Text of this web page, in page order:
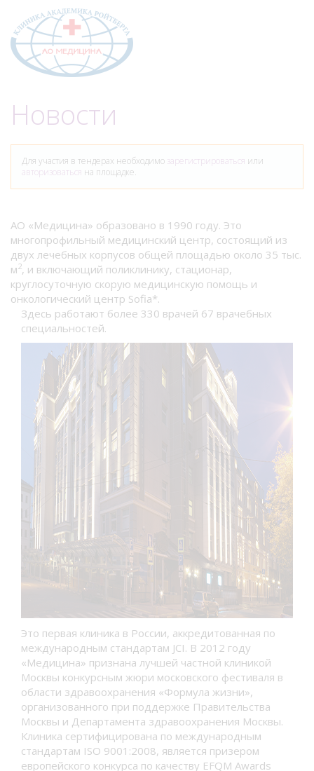
Новости
Для участия в тендерах необходимо зарегистрироваться или
авторизоваться на площадке.
АО «Медицина» образовано в 1990 году. Это
многопрофильный медицинский центр, состоящий из
двух лечебных корпусов общей площадью около 35 тыс.
м 2, и включающий поликлинику, стационар,
круглосуточную скорую медицинскую помощь и
онкологический центр Sofia*.
Здесь работают более 330 врачей 67 врачебных
специальностей.
Это первая клиника в России, аккредитованная по
международным стандартам JCI. В 2012 году
«Медицина» признана лучшей частной клиникой
Москвы конкурсным жюри московского фестиваля в
области здравоохранения «Формула жизни»,
организованного при поддержке Правительства
Москвы и Департамента здравоохранения Москвы.
Клиника сертифицирована по международным
стандартам ISO 9001:2008, является призером
европейского конкурса по качеству EFQM Awards